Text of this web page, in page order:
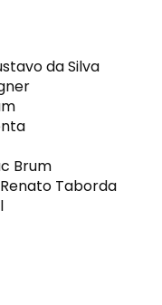
da Silva
Brum
Taborda